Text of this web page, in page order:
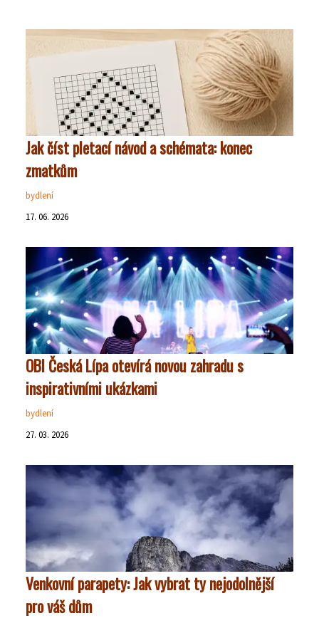
Jak číst pletací návod a schémata: konec
zmatkům
bydlení
17. 06. 2026
OBI Česká Lípa otevírá novou zahradu s
inspirativními ukázkami
bydlení
27. 03. 2026
Venkovní parapety: Jak vybrat ty nejodolnější
pro váš dům